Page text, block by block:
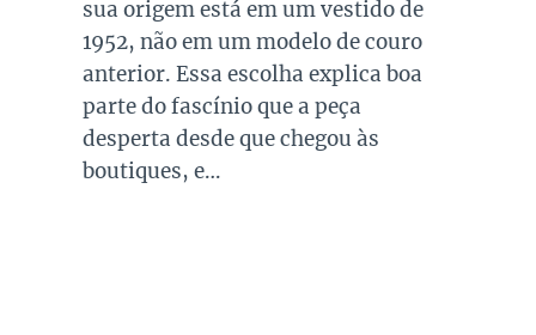
todas as mulheres. Esta é uma cor
versátil, clássica e atemporal e
investir em peças neste tom
combinações para quase todo look
que usamos, sejam eles para
ocasiões casuais ou mais…